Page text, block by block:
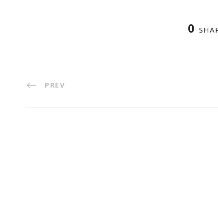
0
PREV